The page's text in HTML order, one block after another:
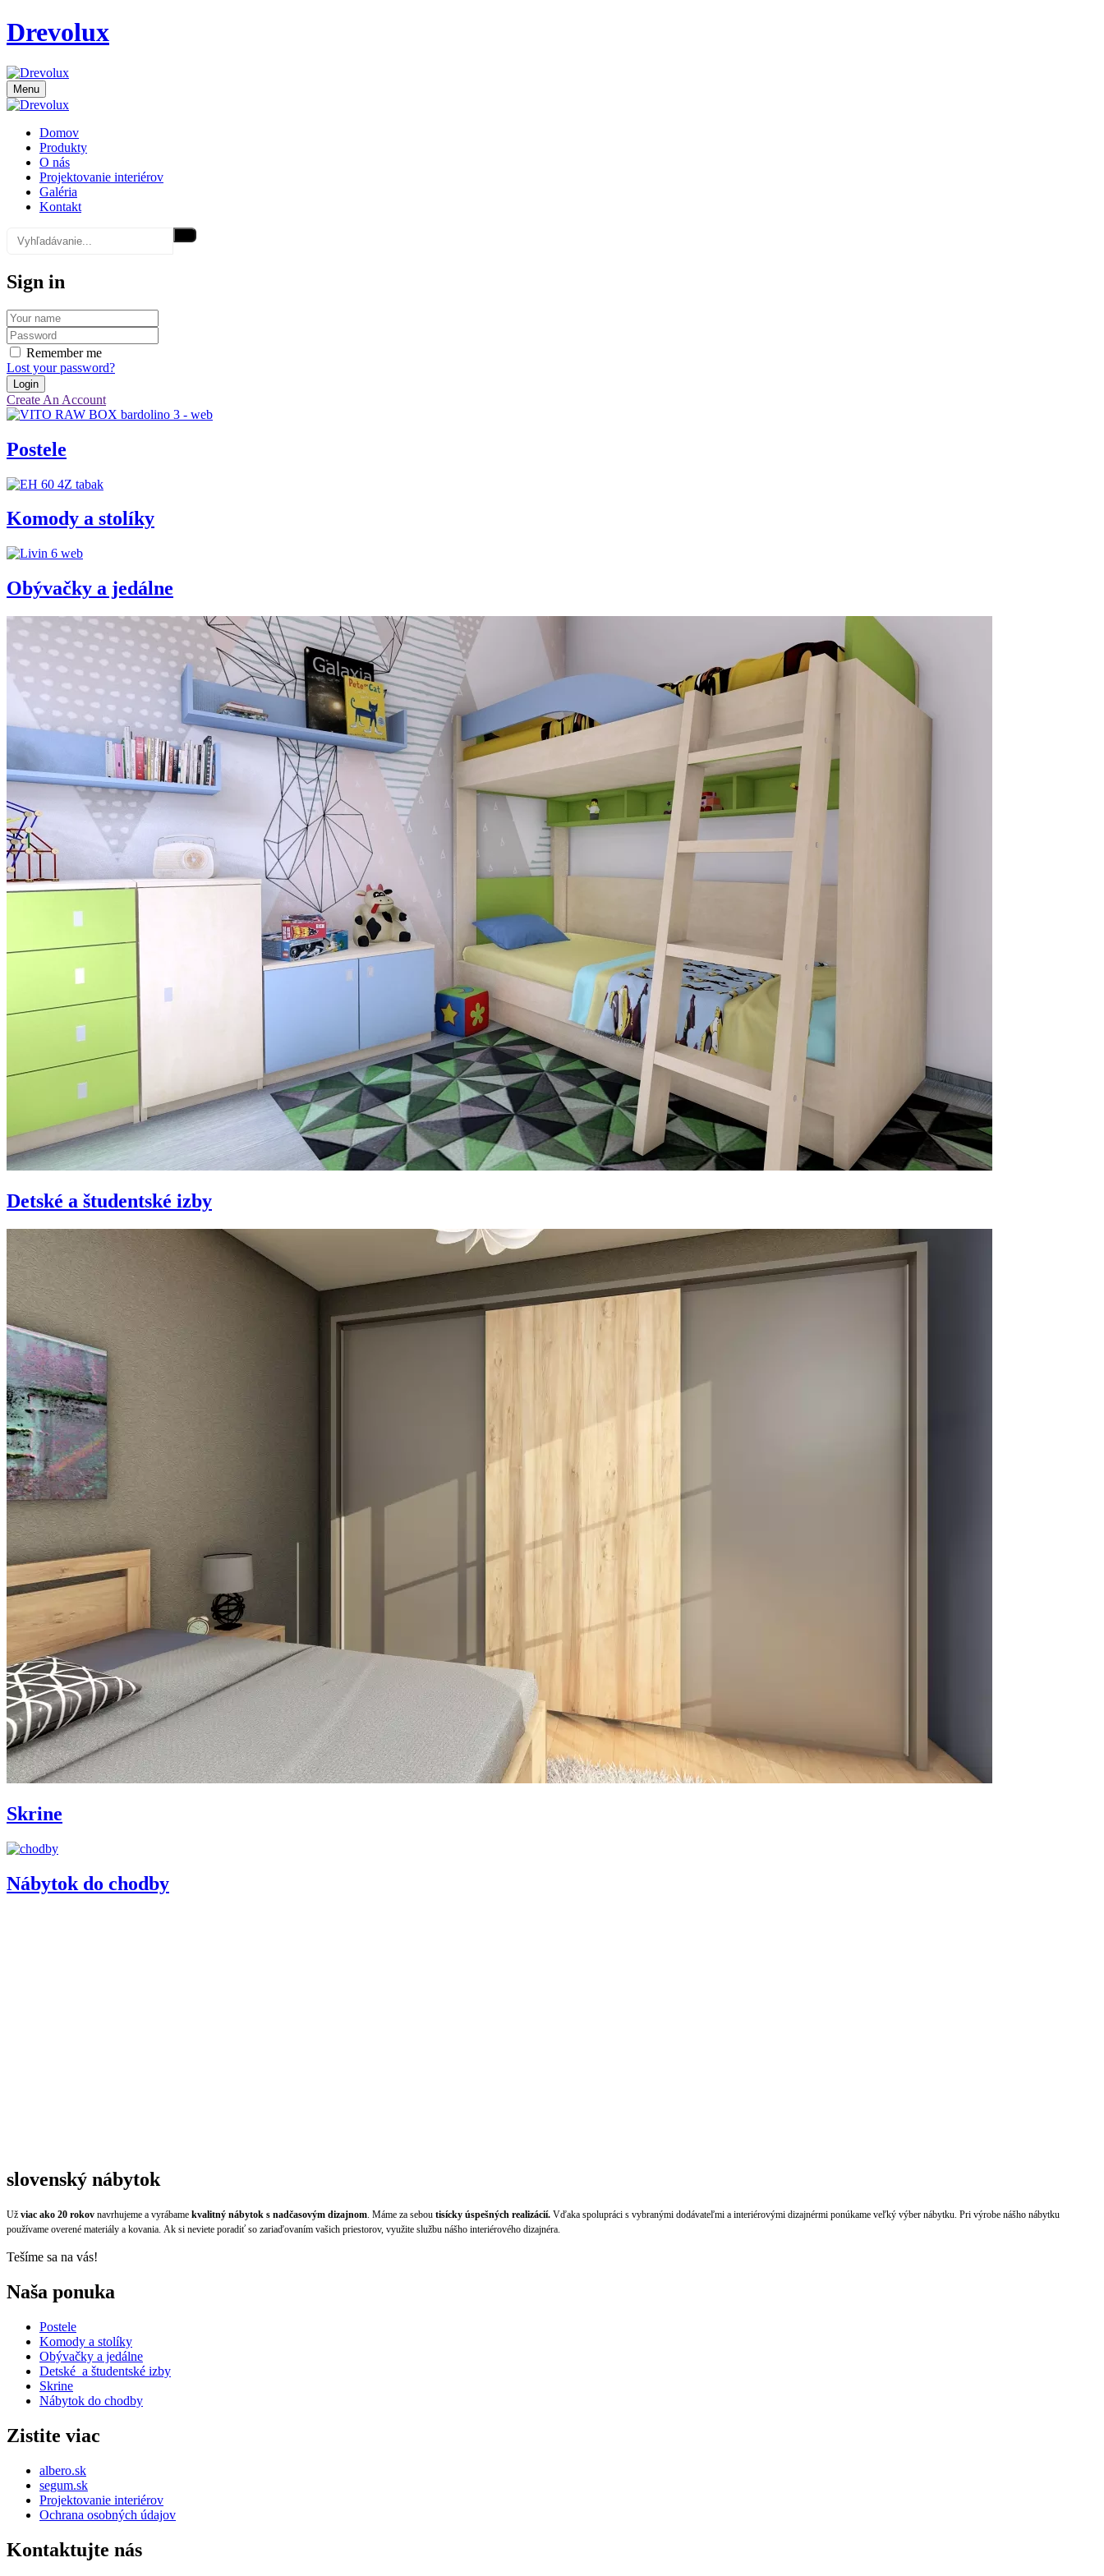
Drevolux
Menu
Domov
Produkty
O nás
Projektovanie interiérov
Galéria
Kontakt
Sign in
Remember me
Lost your password?
Create An Account
Postele
Komody a stolíky
Obývačky a jedálne
Detské a študentské izby
Skrine
Nábytok do chodby
slovenský nábytok
Už viac ako 20 rokov navrhujeme a vyrábame kvalitný nábytok s nadčasovým dizajnom. Máme za sebou tisícky úspešných realizácií. Vďaka spolupráci s vybranými dodávateľmi a interiérovými dizajnérmi ponúkame veľký výber nábytku. Pri výrobe nášho nábytku
používame overené materiály a kovania. Ak si neviete poradiť so zariaďovaním vašich priestorov, využite službu nášho interiérového dizajnéra.
Tešíme sa na vás!
Naša ponuka
Postele
Komody a stolíky
Obývačky a jedálne
Detské a študentské izby
Skrine
Nábytok do chodby
Zistite viac
albero.sk
segum.sk
Projektovanie interiérov
Ochrana osobných údajov
Kontaktujte nás